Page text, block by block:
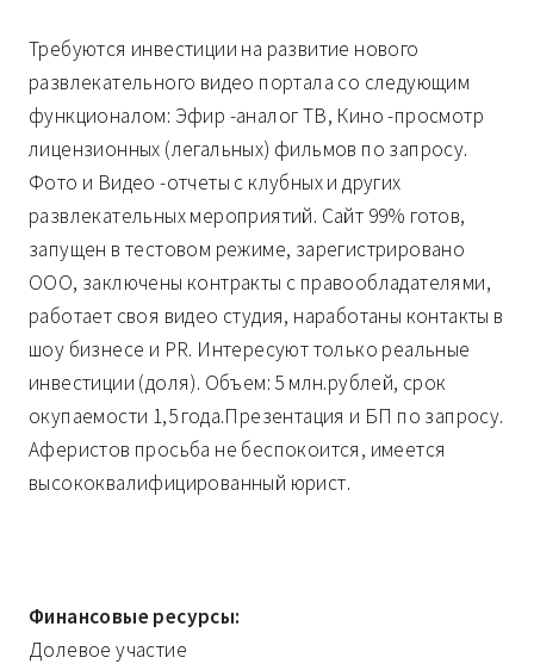
Требуются инвестиции на развитие нового
развлекательного видео портала со следующим
функционалом: Эфир -аналог ТВ, Кино -просмотр
лицензионных (легальных) фильмов по запросу.
Фото и Видео -отчеты с клубных и других
развлекательных мероприятий. Сайт 99% готов,
запущен в тестовом режиме, зарегистрировано
ООО, заключены контракты с правообладателями,
работает своя видео студия, наработаны контакты в
шоу бизнесе и PR. Интересуют только реальные
инвестиции (доля). Объем: 5 млн.рублей, срок
окупаемости 1,5 года.Презентация и БП по запросу.
Аферистов просьба не беспокоится, имеется
высококвалифицированный юрист.
Финансовые ресурсы:
Долевое участие